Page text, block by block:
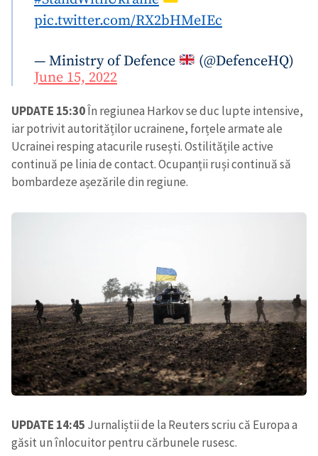
pic.twitter.com/RX2bHMeIEc
— Ministry of Defence
(@DefenceHQ)
June 15, 2022
UPDATE 15:30În regiunea Harkov se duc lupte intensive,
iar potrivit autorităților ucrainene, forțele armate ale
Ucrainei resping atacurile rusești. Ostilitățile active
continuă pe linia de contact. Ocupanții ruși continuă să
bombardeze așezările din regiune.
UPDATE 14:45 Jurnaliștii de la Reuters scriu că Europa a
găsit un înlocuitor pentru cărbunele rusesc.